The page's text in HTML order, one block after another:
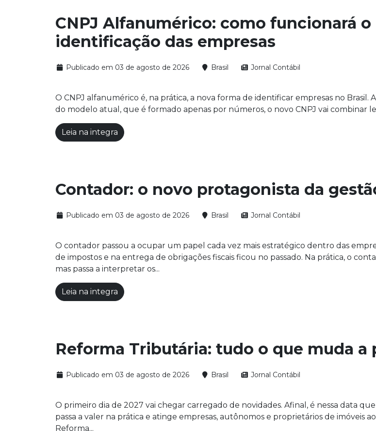
CNPJ Alfanumérico: como funcionará
identificação das empresas
Publicado em 03 de agosto de 2026 Brasil Jornal Contábil
O CNPJ alfanumérico é, na prática, a nova forma de identificar empresas no
do modelo atual, que é formado apenas por números, o novo CNPJ vai combinar
Leia na integra
Contador: o novo protagonista da
Publicado em 03 de agosto de 2026 Brasil Jornal Contábil
O contador passou a ocupar um papel cada vez mais estratégico dentro das
de impostos e na entrega de obrigações fiscais ficou no passado. Na prática, o
mas passa a interpretar os...
Leia na integra
Reforma Tributária: tudo o que muda a
Publicado em 03 de agosto de 2026 Brasil Jornal Contábil
O primeiro dia de 2027 vai chegar carregado de novidades. Afinal, é nessa data
passa a valer na prática e atinge empresas, autônomos e proprietários de imóveis
Reforma...